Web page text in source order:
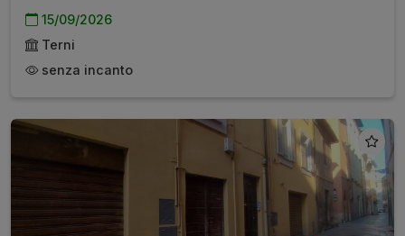
15/09/2026
Terni
senza incanto